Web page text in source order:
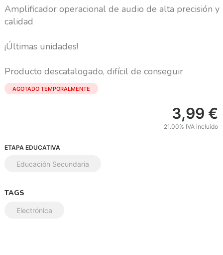
Amplificador operacional de audio de alta precisión y
calidad
¡Últimas unidades!
Producto descatalogado, difícil de conseguir
AGOTADO TEMPORALMENTE
3,99 €
21.00% IVA incluido
ETAPA EDUCATIVA
Educación Secundaria
TAGS
Electrónica